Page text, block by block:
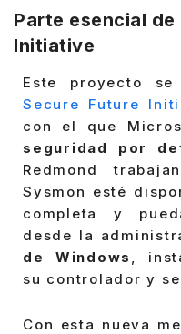
Parte esencial de
Initiative
Este proyecto
Secure Future
con el que
seguridad por
Redmond
Sysmon esté
completa y
desde la
de Windows ,
su controlador y
Con esta nueva